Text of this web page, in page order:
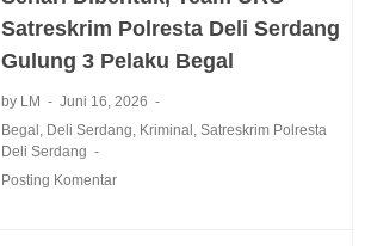
Satreskrim Polresta Deli Serdang
Gulung 3 Pelaku Begal
by LM
Juni 16, 2026
Begal Deli Serdang Kriminal Satreskrim Polresta
Deli Serdang
Posting Komentar